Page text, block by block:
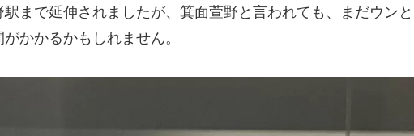
まで延伸されましたが、箕面萱野と言われても、まだウンと
かかるかもしれません。